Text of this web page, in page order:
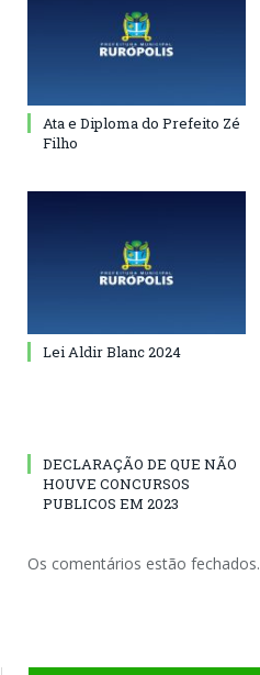
Ata e Diploma do Prefeito Zé
Filho
Lei Aldir Blanc 2024
DECLARAÇÃO DE QUE NÃO
HOUVE CONCURSOS
PUBLICOS EM 2023
Os comentários estão fechados.